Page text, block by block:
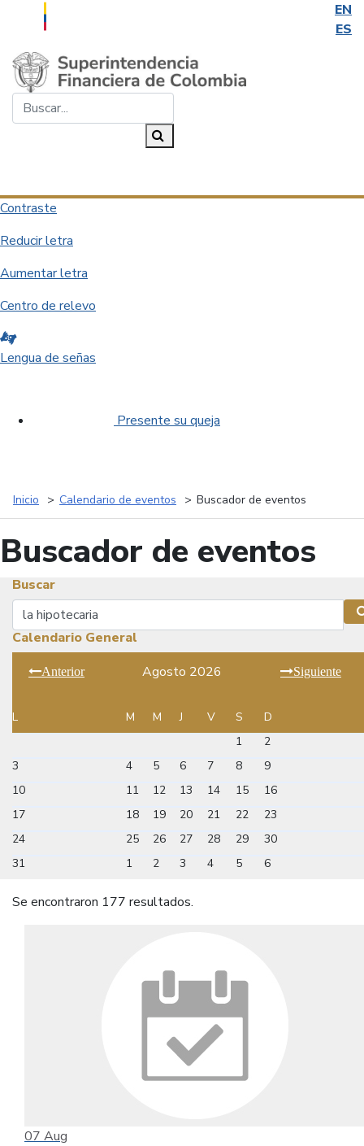
EN
ES
Saltar al contenido principal
Contraste
Reducir letra
Aumentar letra
Centro de relevo
Lengua de señas
Presente su queja
Inicio Calendario de eventos Buscador de eventos
Buscador de eventos
Buscar
Buscar
Calendario General
Anterior Agosto 2026 Siguiente
L M M J V S
D
1
2
3
4 5 6 7 8
9
10
11 12 13 14 15
16
17
18 19 20 21 22
23
24
25 26 27 28 29
30
31
1 2 3 4 5 6
Se encontraron 177 resultados.
07 Aug